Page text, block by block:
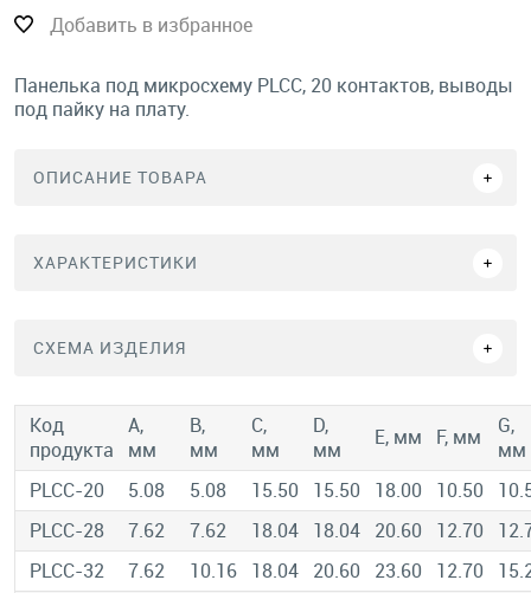
Добавить в избранное
Панелька под микросхему PLCC, 20 контактов, выводы
под пайку на плату.
ОПИСАНИЕ ТОВАРА
ХАРАКТЕРИСТИКИ
СХЕМА ИЗДЕЛИЯ
Код
продукта
А,
мм
В,
мм
С,
мм
D,
мм
Е, мм F, мм
G,
мм
PLCC-20
5.08 5.08 15.50 15.50 18.00 10.50
PLCC-28
7.62 7.62 18.04 18.04 20.60 12.70
PLCC-32
7.62 10.16 18.04 20.60 23.60 12.70